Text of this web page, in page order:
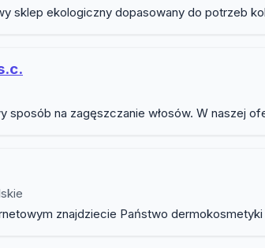
sklep ekologiczny dopasowany do potrzeb
sposób na zagęszczanie włosów. W naszej
znajdziecie Państwo